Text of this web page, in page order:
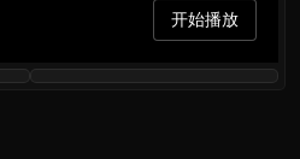
开始播放